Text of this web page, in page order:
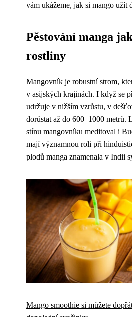
vám ukážeme, jak si mango
Pěstování manga
rostliny
Mangovník je robustní strom,
v asijských krajinách. I když se
udržuje v nižším vzrůstu, v
dorůstat až do 600–1000 metrů.
stínu mangovníku meditoval i
mají významnou roli při
plodů manga znamenala v Indii
Mango smoothie si můžete